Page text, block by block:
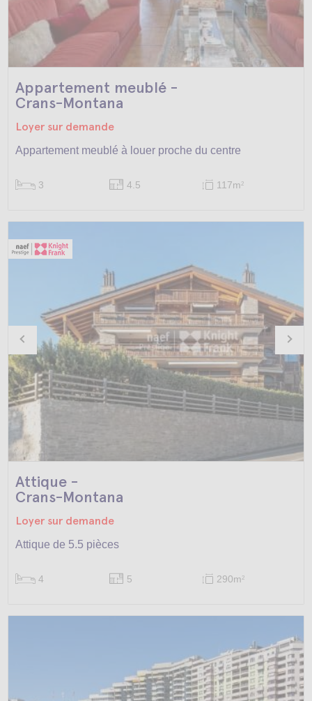
Appartement meublé -
Crans-Montana
Loyer sur demande
Appartement meublé à louer proche du centre
3 4.5 117m2
Attique -
Crans-Montana
Loyer sur demande
Attique de 5.5 pièces
4 5 290m2